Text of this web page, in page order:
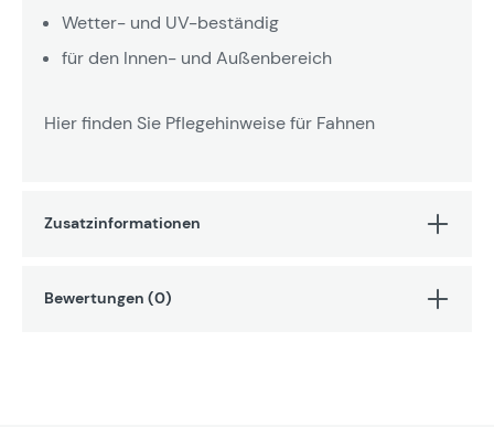
Wetter- und UV-beständig
für den Innen- und Außenbereich
Hier finden Sie Pflegehinweise für Fahnen
Zusatzinformationen
Bewertungen (0)